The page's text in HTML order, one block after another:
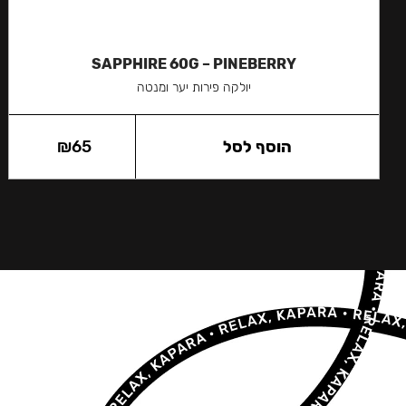
SAPPHIRE 60G – PINEBERRY
יולקה פירות יער ומנטה
₪65 הוסף לסל